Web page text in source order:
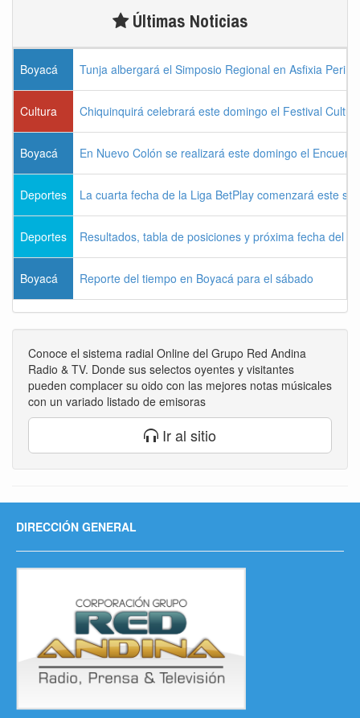
Últimas Noticias
Boyacá Tunja albergará el Simposio Regional en Asfixia
Cultura Chiquinquirá celebrará este domingo el Festival
Boyacá En Nuevo Colón se realizará este domingo el
Deportes La cuarta fecha de la Liga BetPlay comenzará este
Deportes Resultados, tabla de posiciones y próxima fecha del
Boyacá Reporte del tiempo en Boyacá para el sábado
Conoce el sistema radial Online del Grupo Red Andina
Radio & TV. Donde sus selectos oyentes y visitantes
pueden complacer su oido con las mejores notas músicales
con un variado listado de emisoras
Ir al sitio
DIRECCIÓN GENERAL